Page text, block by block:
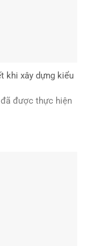
khi xây dựng kiểu
được thực hiện